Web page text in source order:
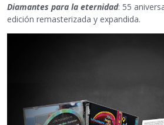
Diamantes para la eternidad: 55
edición remasterizada y expandida.